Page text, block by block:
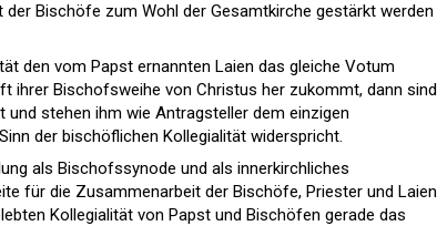
Bischöfe zum Wohl der Gesamtkirche gestärkt werden
den vom Papst ernannten Laien das gleiche Votum
ihrer Bischofsweihe von Christus her zukommt, dann sind
stehen ihm wie Antragsteller dem einzigen
der bischöflichen Kollegialität widerspricht.
als Bischofssynode und als innerkirchliches
für die Zusammenarbeit der Bischöfe, Priester und Laien
Kollegialität von Papst und Bischöfen gerade das